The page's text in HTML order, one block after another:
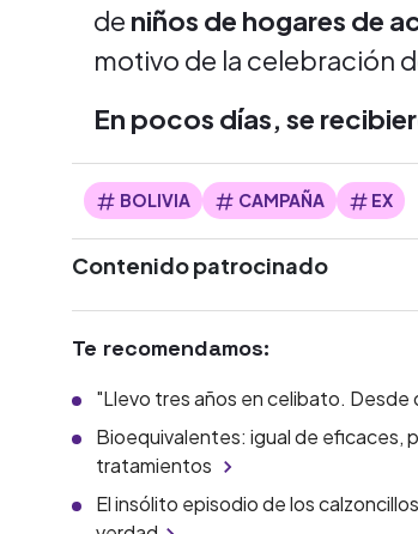
de niños de hogares de
motivo de la celebración
En pocos días, se
BOLIVIA CAMPAÑA EX
Contenido patrocinado
Te recomendamos:
"Llevo tres años en celibato. Desde
Bioequivalentes: igual de eficaces,
tratamientos
El insólito episodio de los